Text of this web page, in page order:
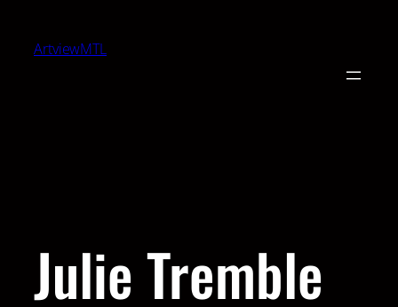
ArtviewMTL
Julie Tremble